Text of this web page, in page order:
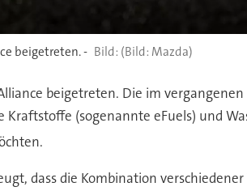
beigetreten. - (Bild: Mazda)
beigetreten. Die im
(sogenannte eFuels) und
dass die Kombination